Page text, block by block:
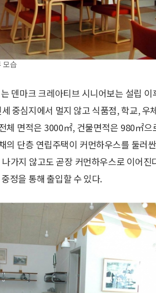
모습
덴마크 크레아티브 시니어보는 설립
중심지에서 멀지 않고 식품점, 학교, 우
체 면적은 3000㎡, 건물면적은 980㎡
단층 연립주택이 커먼하우스를 둘러
가지 않고도 곧장 커먼하우스로 이어진
정을 통해 출입할 수 있다.